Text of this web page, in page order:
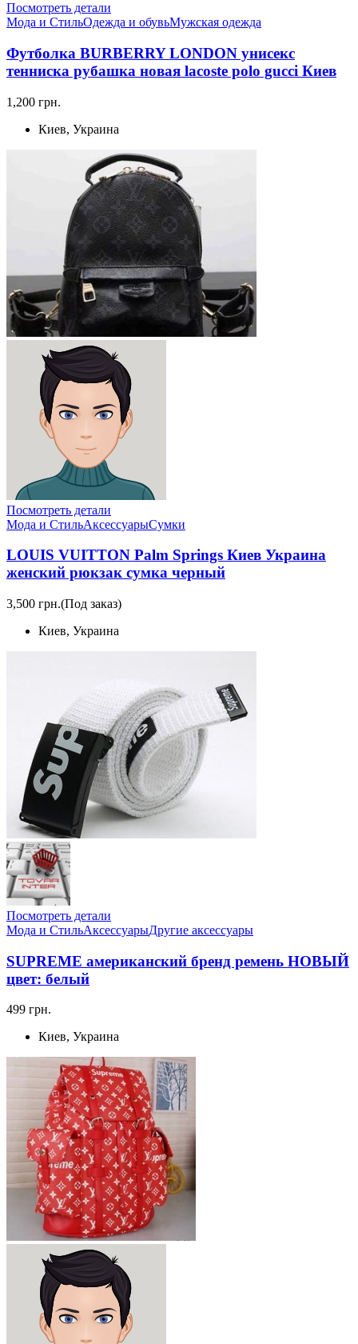
Посмотреть детали
Мода и СтильОдежда и обувьМужская одежда
Футболка BURBERRY LONDON унисекс
тенниска рубашка новая lacoste polo gucci Киев
1,200 грн.
Киев, Украина
Посмотреть детали
Мода и СтильАксессуарыСумки
LOUIS VUITTON Palm Springs Киев Украина
женский рюкзак сумка черный
3,500 грн.(Под заказ)
Киев, Украина
Посмотреть детали
Мода и СтильАксессуарыДругие аксессуары
SUPREME американский бренд ремень НОВЫЙ
цвет: белый
499 грн.
Киев, Украина